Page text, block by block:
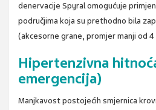
denervacije Spyral omogućuje
područjima koja su prethodno bila
(akcesorne grane, promjer manji od 4
Hipertenzivna
emergencija)
Manjkavost postojećih smjernica